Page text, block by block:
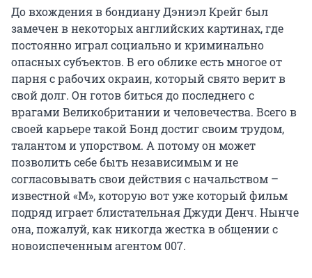
До вхождения в бондиану Дэниэл Крейг был
замечен в некоторых английских картинах, где
постоянно играл социально и криминально
опасных субъектов. В его облике есть многое от
парня с рабочих окраин, который свято верит в
свой долг. Он готов биться до последнего с
врагами Великобритании и человечества. Всего в
своей карьере такой Бонд достиг своим трудом,
талантом и упорством. А потому он может
позволить себе быть независимым и не
согласовывать свои действия с начальством –
известной «М», которую вот уже который фильм
подряд играет блистательная Джуди Денч. Нынче
она, пожалуй, как никогда жестка в общении с
новоиспеченным агентом 007.